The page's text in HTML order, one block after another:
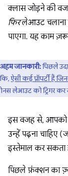
क्लास जोड़ने की
फिरलेआउट चलाना
पाएगा. यह काम
अहम जानकारी:पिछले
ऐसी कई प्रॉपर्टी हैं
लेआउट को ट्रिगर
इस वजह से, आपको
उन्हें पढ़ना चाहिए
इस्तेमाल कर सकता
पिछले फ़ंक्शन का